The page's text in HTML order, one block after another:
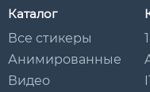
Каталог
Все стикеры
Анимированные
Видео